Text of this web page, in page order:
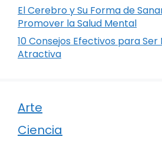
El Cerebro y Su Forma de
Promover la Salud Mental
10 Consejos Efectivos para Ser
Atractiva
Arte
Ciencia